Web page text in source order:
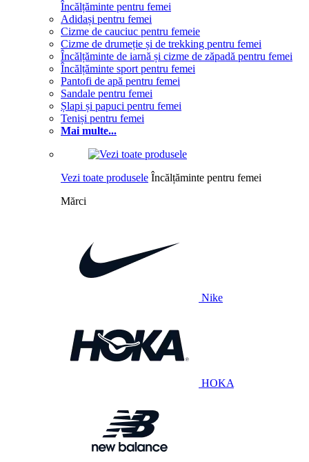
Încălțăminte pentru femei
Adidași pentru femei
Cizme de cauciuc pentru femeie
Cizme de drumeție și de trekking pentru femei
Încălțăminte de iarnă și cizme de zăpadă pentru femei
Încălțăminte sport pentru femei
Pantofi de apă pentru femei
Sandale pentru femei
Șlapi și papuci pentru femei
Teniși pentru femei
Mai multe...
Vezi toate produsele Încălțăminte pentru femei
Mărci
Nike
HOKA